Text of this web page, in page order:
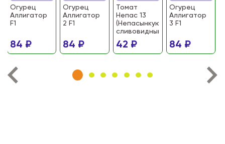
Огурец
Аллигатор
F1
84 ₽
Огурец
Аллигатор
2 F1
84 ₽
Томат
Непас 13
(Непасынкующийся
сливовидный)
42 ₽
Огурец
Аллигатор
3 F1
84 ₽